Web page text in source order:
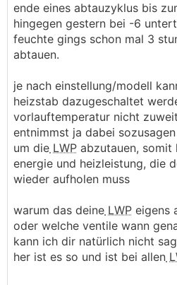
ende eines abtauzyklus bis
hingegen gestern bei -6
feuchte gings schon mal 3
abtauen.
je nach einstellung/modell
heizstab dazugeschaltet
vorlauftemperatur nicht
entnimmst ja dabei
um die LWP abzutauen,
energie und heizleistung, die
wieder aufholen muss
warum das deine LWP eigens
oder welche ventile wann
kann ich dir natürlich nicht
her ist es so und ist bei allen